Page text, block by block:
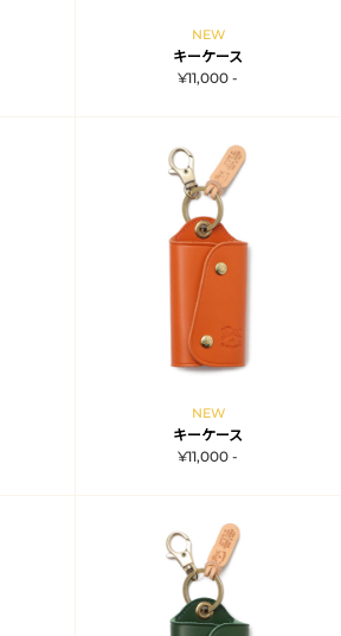
NEW
キーケース
¥11,000 -
NEW
キーケース
¥11,000 -